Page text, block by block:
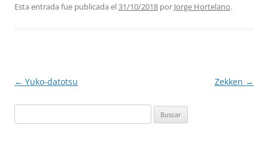
Esta entrada fue publicada el31/10/2018 por Jorge Hortelano.
Navegación
← Yuko-datotsu Zekken →